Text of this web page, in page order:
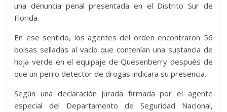
una denuncia penal presentada en el Distrito Sur de
Florida.
En ese sentido, los agentes del orden encontraron 56
bolsas selladas al vacío que contenían una sustancia de
hoja verde en el equipaje de Quesenberry después de
que un perro detector de drogas indicara su presencia.
Según una declaración jurada firmada por el agente
especial del Departamento de Seguridad Nacional,